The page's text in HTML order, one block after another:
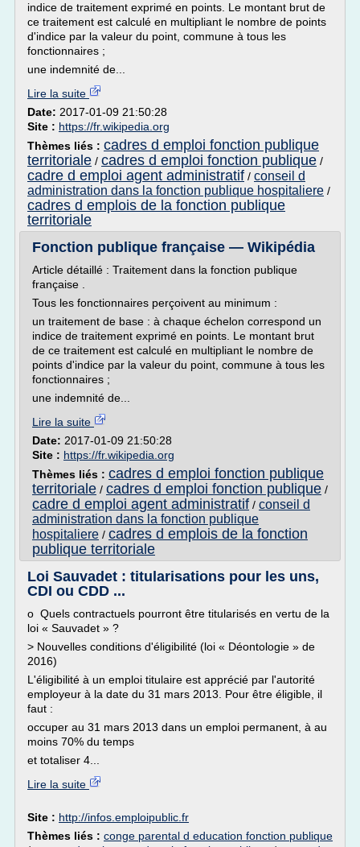
indice de traitement exprimé en points. Le montant brut de
ce traitement est calculé en multipliant le nombre de points
d'indice par la valeur du point, commune à tous les
fonctionnaires ;
une indemnité de...
Lire la suite
Date: 2017-01-09 21:50:28
Site : https://fr.wikipedia.org
Thèmes liés : cadres d emploi fonction publique
territoriale / cadres d emploi fonction publique /
cadre d emploi agent administratif / conseil d
administration dans la fonction publique hospitaliere /
cadres d emplois de la fonction publique
territoriale
Fonction publique française — Wikipédia
Article détaillé : Traitement dans la fonction publique
française .
Tous les fonctionnaires perçoivent au minimum :
un traitement de base : à chaque échelon correspond un
indice de traitement exprimé en points. Le montant brut
de ce traitement est calculé en multipliant le nombre de
points d'indice par la valeur du point, commune à tous les
fonctionnaires ;
une indemnité de...
Lire la suite
Date: 2017-01-09 21:50:28
Site : https://fr.wikipedia.org
Thèmes liés : cadres d emploi fonction publique
territoriale / cadres d emploi fonction publique /
cadre d emploi agent administratif / conseil d
administration dans la fonction publique
hospitaliere / cadres d emplois de la fonction
publique territoriale
Loi Sauvadet : titularisations pour les uns,
CDI ou CDD ...
o Quels contractuels pourront être titularisés en vertu de la
loi « Sauvadet » ?
> Nouvelles conditions d'éligibilité (loi « Déontologie » de
2016)
L'éligibilité à un emploi titulaire est apprécié par l'autorité
employeur à la date du 31 mars 2013. Pour être éligible, il
faut :
occuper au 31 mars 2013 dans un emploi permanent, à au
moins 70% du temps
et totaliser 4...
Lire la suite
Site : http://infos.emploipublic.fr
Thèmes liés : conge parental d education fonction publique